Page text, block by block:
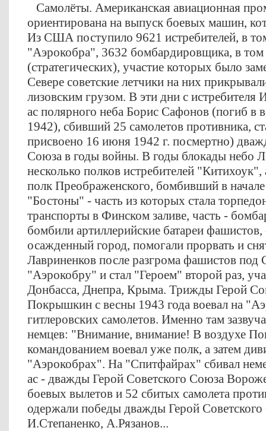
Самолёты. Американская авиационная
ориентирована на выпуск боевых машин,
Из США поступило 9621 истребителей, в
"Аэрокобра", 3632 бомбардировщика, в
(стратегических), участие которых было
Севере советские летчики на них
лизовским грузом. В эти дни с истребителя
ас полярного неба Борис Сафонов (погиб
1942), сбивший 25 самолетов противника,
присвоено 16 июня 1942 г. посмертно)
Союза в годы войны. В годы блокады небо
несколько полков истребителей
полк Преображенского, бомбивший в
"Бостоны" - часть из которых стала
транспорты в Финском заливе, часть -
бомбили артиллерийские батареи
осажденный город, помогали прорвать и
Лавриненков после разгрома фашистов под
"Аэрокобру" и стал "Героем" второй раз,
Донбасса, Днепра, Крыма. Трижды Герой
Покрышкин с весны 1943 года воевал на
гитлеровских самолетов. Именно там
немцев: "Внимание, внимание! В воздухе
командованием воевал уже полк, а затем
"Аэрокобрах". На "Спитфайрах" сбивал
ас - дважды Герой Советского Союза
боевых вылетов и 52 сбитых самолета
одержали победы дважды Герой
И.Степаненко, А.Рязанов...